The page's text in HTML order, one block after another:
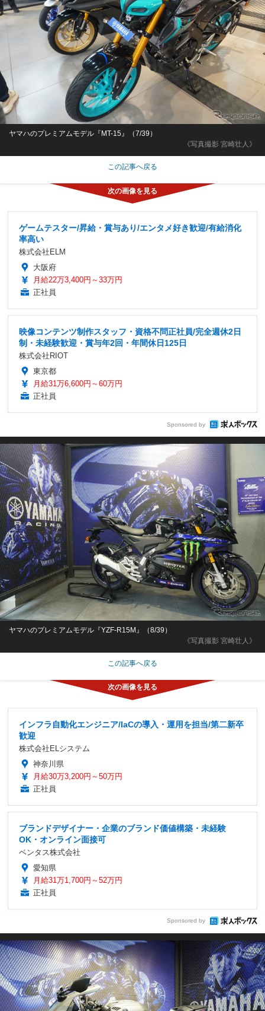
《写真撮影 宮崎壮人》
ヤマハのプレミアムモデル『MT-15』（7/39）
この記事へ戻る
ゲームテスター/昇給・賞与あり/エンタメ好き歓迎/有給消化
率高い
株式会社ELM
大阪府
月給22万3,400円～33万円
正社員
映像コンテンツ制作スタッフ・資格不問正社員/完全週休2日
制・未経験歓迎・賞与年2回・年間休日125日
株式会社RIOT
東京都
月給31万6,600円～60万円
正社員
Sponsored by
《写真撮影 宮崎壮人》
ヤマハのプレミアムモデル『YZF-R15M』（8/39）
この記事へ戻る
インフラ自動化エンジニア/IaCの導入・運用を担当/第二新卒
歓迎
株式会社ELシステム
神奈川県
月給30万3,200円～50万円
正社員
ブランドデザイナー・企業のブランド価値構築・未経験
OK・オンライン面接可
ベンタス株式会社
愛知県
月給31万1,700円～52万円
正社員
Sponsored by